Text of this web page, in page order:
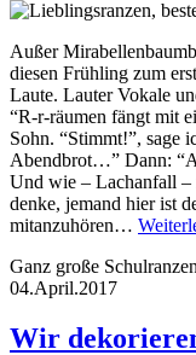
Außer
diesen Frühling zum
Laute. Lauter Vokale
“R-r-räumen fängt mit
Sohn. “Stimmt!”, sage
Abendbrot…” Dann:
Und wie – Lachanfall –
denke, jemand hier ist
mitanzuhören…
Ganz große
04.April.2017
Wir